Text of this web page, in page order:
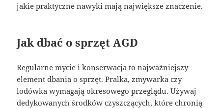
jakie praktyczne nawyki mają największe znaczenie.
Jak dbać o sprzęt AGD
Regularne mycie i konserwacja to najważniejszy
element dbania o sprzęt. Pralka, zmywarka czy
lodówka wymagają okresowego przeglądu. Używaj
dedykowanych środków czyszczących, które chronią